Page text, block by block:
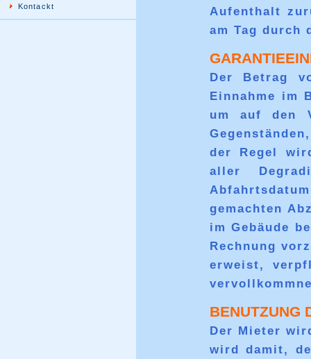
Kontackt
Aufenthalt
am Tag durch
Der Betrag
Einnahme im
um auf den
der Regel
aller
gemachten
im Gebäude
Rechnung
erweist,
BENUTZUNG
Der Mieter
wird damit,